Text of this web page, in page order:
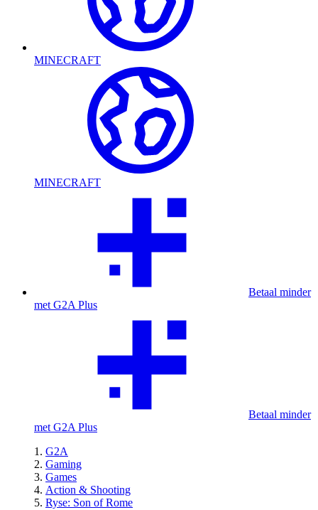
MINECRAFT
MINECRAFT
Betaal minder
met G2A Plus
Betaal minder
met G2A Plus
G2A
Gaming
Games
Action & Shooting
Ryse: Son of Rome